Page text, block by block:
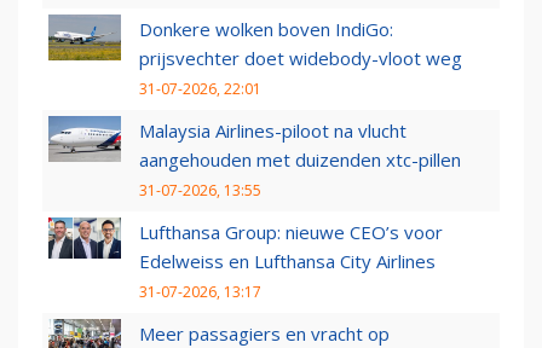
Donkere wolken boven IndiGo:
prijsvechter doet widebody-vloot weg
31-07-2026, 22:01
Malaysia Airlines-piloot na vlucht
aangehouden met duizenden xtc-pillen
31-07-2026, 13:55
Lufthansa Group: nieuwe CEO’s voor
Edelweiss en Lufthansa City Airlines
31-07-2026, 13:17
Meer passagiers en vracht op